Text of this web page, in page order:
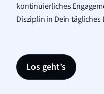
kontinuierliches
Disziplin in Dein
Los geht’s